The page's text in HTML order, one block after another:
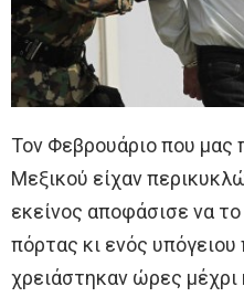
Τον Φεβρουάριο που μας
Μεξικού είχαν
εκείνος αποφάσισε να
πόρτας κι ενός
χρειάστηκαν ώρες μέχρι